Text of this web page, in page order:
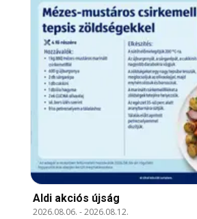
Aldi akciós újság
2026.08.06. -2026.08.12.